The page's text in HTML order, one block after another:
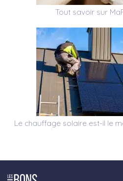
Tout savoir sur
Le chauffage solaire est-il le